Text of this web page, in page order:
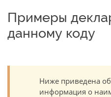
Примеры
данному коду
Ниже приведена
информация о